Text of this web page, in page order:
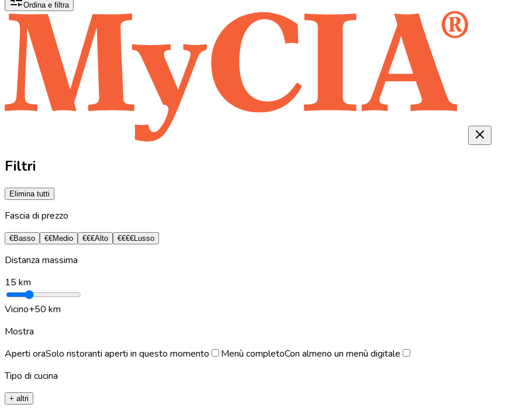
Ordina e filtra
Filtri
Elimina tutti
Fascia di prezzo
€Basso €€Medio €€€Alto €€€€ Lusso
Distanza massima
15 km
Vicino+50 km
Mostra
Aperti oraSolo ristoranti aperti in questo momento Menù completoCon almeno un menù digitale
Tipo di cucina
+ altri